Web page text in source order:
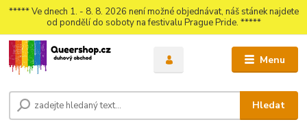
***** Ve dnech 1. - 8. 8. 2026 není možné objednávat, náš stánek najdete
od pondělí do soboty na festivalu Prague Pride. *****
Menu
Hledat